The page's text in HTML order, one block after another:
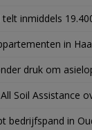
inmiddels
in
druk om
Soil Assistance
bedrijfspand in